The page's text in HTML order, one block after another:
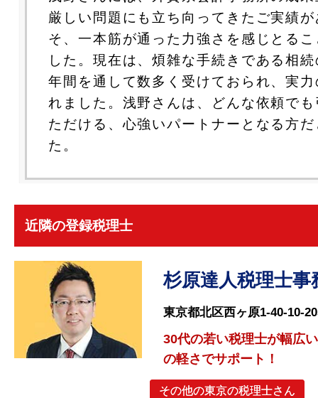
厳しい問題にも立ち向ってきたご実績
そ、一本筋が通った力強さを感じとる
した。現在は、煩雑な手続きである相
年間を通して数多く受けておられ、実
れました。浅野さんは、どんな依頼で
ただける、心強いパートナーとなる方
た。
近隣の登録税理士
杉原達人税理士事
東京都北区西ヶ原1-40-10-
30代の若い税理士が幅広
の軽さでサポート！
その他の東京の税理士さん